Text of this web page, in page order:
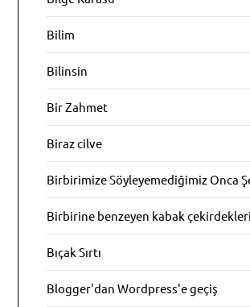
Bilim
Bilinsin
Bir Zahmet
Biraz cilve
Birbirimize Söyleyemediğimiz Onca
Birbirine benzeyen kabak çekirdekleri
Bıçak Sırtı
Blogger'dan Wordpress'e geçiş